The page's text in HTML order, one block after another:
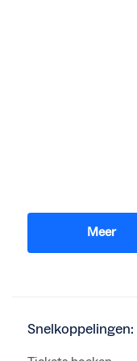
Meer
Snelkoppelingen: